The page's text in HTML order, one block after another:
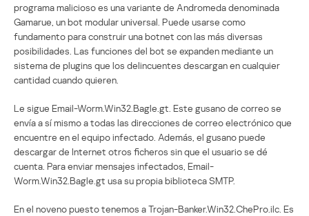
programa malicioso es una variante de Andromeda denominada
Gamarue, un bot modular universal. Puede usarse como
fundamento para construir una botnet con las más diversas
posibilidades. Las funciones del bot se expanden mediante un
sistema de plugins que los delincuentes descargan en cualquier
cantidad cuando quieren.
Le sigue Email-Worm.Win32.Bagle.gt. Este gusano de correo se
envía a sí mismo a todas las direcciones de correo electrónico que
encuentre en el equipo infectado. Además, el gusano puede
descargar de Internet otros ficheros sin que el usuario se dé
cuenta. Para enviar mensajes infectados, Email-
Worm.Win32.Bagle.gt usa su propia biblioteca SMTP.
En el noveno puesto tenemos a Trojan-Banker.Win32.ChePro.ilc. Es